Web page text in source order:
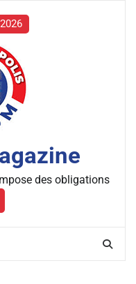
des obligations